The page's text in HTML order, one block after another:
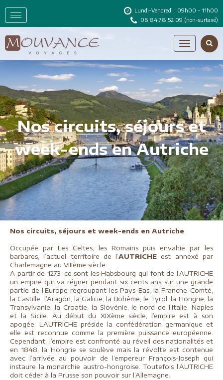
Lundi-Vendredi : 09h00 - 11h00
06 84 78 52 09 (non-surtaxé)
Nos circuits, séjours et
week-ends en Autriche
Nos circuits, séjours et week-ends en Autriche
Occupée par Les Celtes, les Romains puis envahie par les
barbares, l’actuel territoire de l’AUTRICHE est annexé par
Charlemagne au VIIIème siècle.
A partir de 1273, ce sont les Habsbourg qui font de l’AUTRICHE
un empire qui va régner pendant six cents ans sur une grande
partie de l’Europe regroupant les Pays-Bas, la Franche-Comté,
la Castille, l’Aragon, la Galicie, la Bohême, le Tyrol, la Hongrie, la
Transylvanie, la Croatie, la Slovénie, le nord de l’Italie, Naples
et la Sicile. Au début du XIXème siècle, l’empire est à son
apogée. L’AUTRICHE préside la confédération germanique et
elle est reconnue comme la première puissance européenne.
Cependant, l’empire est confronté au réveil des nationalités et
en 1848, la Hongrie se soulève mais la révolte est contenue
avec l’arrivée au pouvoir de l’empereur François-Joseph qui
instaure la monarchie austro-hongroise. Toutefois l’AUTRICHE
doit céder à la Prusse son pouvoir sur l’Allemagne.